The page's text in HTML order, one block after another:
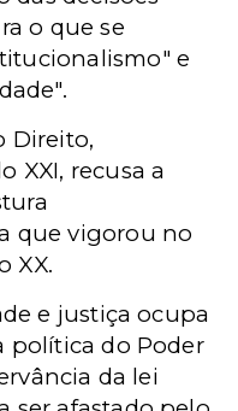
o que se
e
Direito,
XXI, recusa a
que vigorou no
XX.
e justiça ocupa
política do Poder
da lei